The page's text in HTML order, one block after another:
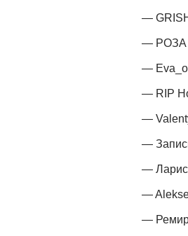
—
— РОЗА
—
— RIP
—
—
—
—
— Ремир